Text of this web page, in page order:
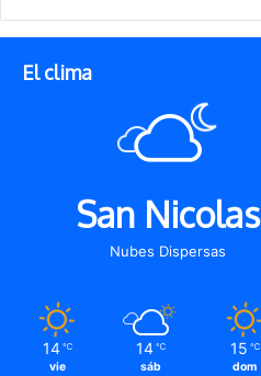
El clima
San Nicolas
Nubes Dispersas
14 ℃
vie
14 ℃
sáb
15 ℃
dom